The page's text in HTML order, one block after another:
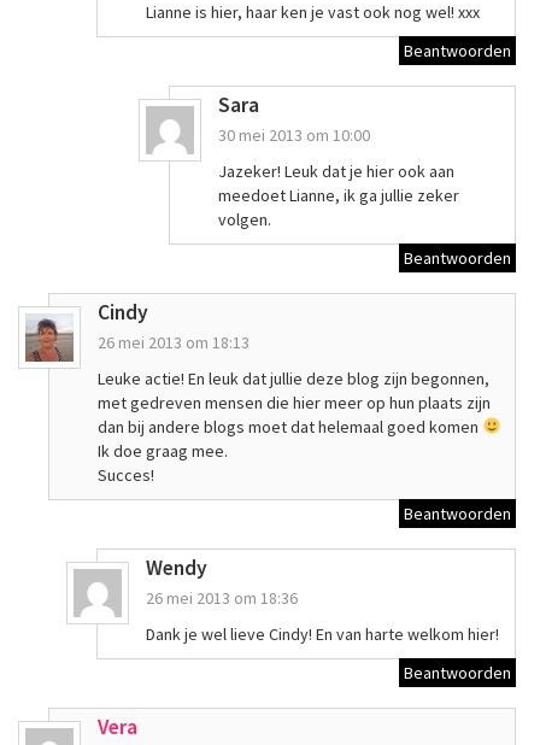
Lianne is hier, haar ken je vast ook nog wel! xxx
Beantwoorden
Sara
30 mei 2013 om 10:00
Jazeker! Leuk dat je hier ook aan
meedoet Lianne, ik ga jullie zeker
volgen.
Beantwoorden
Cindy
26 mei 2013 om 18:13
Leuke actie! En leuk dat jullie deze blog zijn begonnen,
met gedreven mensen die hier meer op hun plaats zijn
dan bij andere blogs moet dat helemaal goed komen
Ik doe graag mee.
Succes!
Beantwoorden
Wendy
26 mei 2013 om 18:36
Dank je wel lieve Cindy! En van harte welkom hier!
Beantwoorden
Vera